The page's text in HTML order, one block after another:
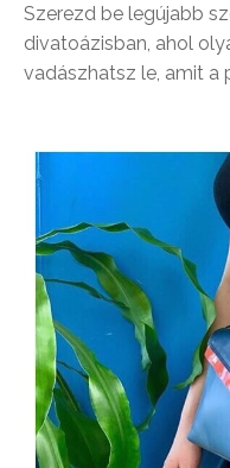
Szerezd be legújabb
divatoázisban, ahol
vadászhatsz le, amit a